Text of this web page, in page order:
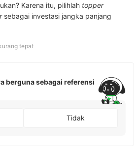
Karena itu, pilihlah topper
sebagai investasi jangka panjang
tepat
berguna sebagai referensi
Tidak